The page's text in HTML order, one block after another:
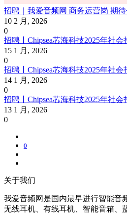
招聘｜我爱音频网 商务运营岗 期待
10 2 月, 2026
0
招聘丨Chipsea芯海科技2025年社会
15 1 月, 2026
0
招聘丨Chipsea芯海科技2025年社会
14 1 月, 2026
0
招聘丨Chipsea芯海科技2025年社会
13 1 月, 2026
0
0
关于我们
我爱音频网是国内最早进行智能音
无线耳机、有线耳机、智能音箱、